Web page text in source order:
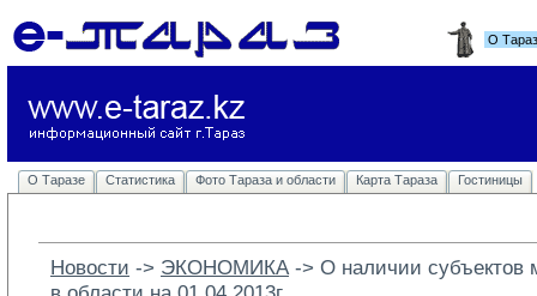
О
О Таразе Статистика Фото Тараза и области Карта Тараза Гостиницы
Новости -> ЭКОНОМИКА -> О наличии субъектов